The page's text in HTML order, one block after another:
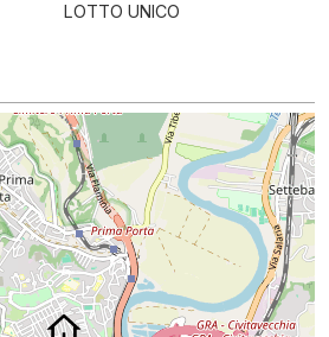
LOTTO UNICO